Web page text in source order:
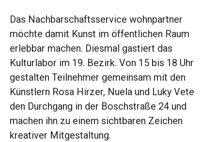
Das Nachbarschaftsservice wohnpartner
möchte damit Kunst im öffentlichen Raum
erlebbar machen. Diesmal gastiert das
Kulturlabor im 19. Bezirk. Von 15 bis 18 Uhr
gestalten Teilnehmer gemeinsam mit den
Künstlern Rosa Hirzer, Nuela und Luky Vete
den Durchgang in der Boschstraße 24 und
machen ihn zu einem sichtbaren Zeichen
kreativer Mitgestaltung.